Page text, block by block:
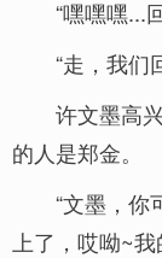
“嘿嘿嘿...
“走，我们
许文墨高
的人是郑金。
“文墨，你
上了，哎呦~